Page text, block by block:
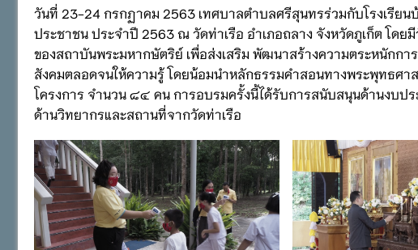
วันที่ 23-24 กรกฏาคม 2563 เทศบาลตำบลศรีสุนทรร่วมกับโรงเรีย
ประชาชน ประจำปี 2563 ณ วัดท่าเรือ อำเภอถลาง จังหวัดภูเก็ต โด
ของสถาบันพระมหากษัตริย์ เพื่อส่งเสริม พัฒนาสร้างความตระหนักก
สังคมตลอดจนให้ความรู้ โดยน้อมนำหลักธรรมคำสอนทางพระพุทธศ
โครงการ จำนวน ๘๔ คน การอบรมครั้งนี้ได้รับการสนับสนุนด้านงบ
ด้านวิทยากรและสถานที่จากวัดท่าเรือ